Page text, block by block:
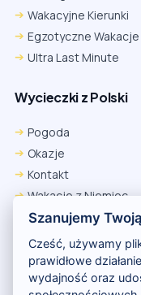
Wakacyjne Kierunki
Egzotyczne Wakacje
Ultra Last Minute
Wycieczki z Polski
Pogoda
Okazje
Kontakt
Wakacje z Niemiec
Polityka Prywatności
Wakacje w Egipcie
Rankingi hoteli
Firefox
Ustawienia →
firm → ustaw „Zezwalaj”.
Na czas rezerwacji nie
Szanujemy
Cześć, używamy
prawidłowe
wydajność oraz